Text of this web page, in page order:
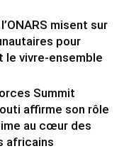
misent sur
pour
le vivre-ensemble
Summit
affirme son rôle
au cœur des
africains